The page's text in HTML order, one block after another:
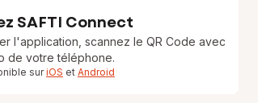
SAFTI Connect
l'application, scannez le QR Code avec
de votre téléphone.
suriOS et Android